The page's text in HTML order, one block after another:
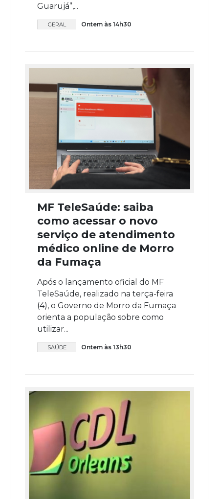
Guarujá”,...
GERAL Ontem às 14h30
MF TeleSaúde: saiba
como acessar o novo
serviço de atendimento
médico online de Morro
da Fumaça
Após o lançamento oficial do MF
TeleSaúde, realizado na terça-feira
(4), o Governo de Morro da Fumaça
orienta a população sobre como
utilizar...
SAÚDE Ontem às 13h30